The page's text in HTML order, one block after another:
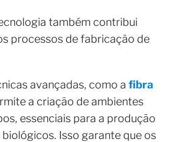
também contribui
processos de fabricação de
avançadas, como a fibra
a criação de ambientes
essenciais para a produção
Isso garante que os